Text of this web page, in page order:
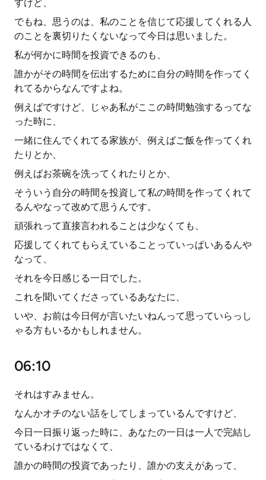
すけど、
でもね、思うのは、私のことを信じて応援してくれる人
のことを裏切りたくないなって今日は思いました。
私が何かに時間を投資できるのも、
誰かがその時間を伝出するために自分の時間を作ってく
れてるからなんですよね。
例えばですけど、じゃあ私がここの時間勉強するってな
った時に、
一緒に住んでくれてる家族が、例えばご飯を作ってくれ
たりとか、
例えばお茶碗を洗ってくれたりとか、
そういう自分の時間を投資して私の時間を作ってくれて
るんやなって改めて思うんです。
頑張れって直接言われることは少なくても、
応援してくれてもらえていることっていっぱいあるんや
なって、
それを今日感じる一日でした。
これを聞いてくださっているあなたに、
いや、お前は今日何が言いたいねんって思っていらっし
ゃる方もいるかもしれません。
06:10
それはすみません。
なんかオチのない話をしてしまっているんですけど、
今日一日振り返った時に、あなたの一日は一人で完結し
ているわけではなくて、
誰かの時間の投資であったり、誰かの支えがあって、